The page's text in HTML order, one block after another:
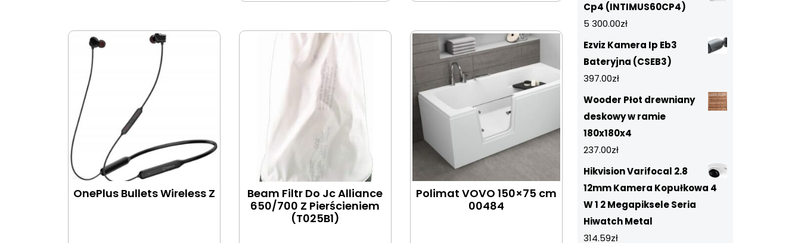
OnePlus Bullets Wireless Z
Beam Filtr Do Jc Alliance
650/700 Z Pierścieniem
(T025B1)
Polimat VOVO 150×75 cm
00484
Cp4 (INTIMUS60CP4)
5 300.00zł
Ezviz Kamera Ip Eb3
Bateryjna (CSEB3)
397.00zł
Wooder Płot drewniany
deskowy w ramie
180x180x4
237.00zł
Hikvision Varifocal 2.8
12mm Kamera Kopułkowa 4
W 1 2 Megapiksele Seria
Hiwatch Metal
314.59zł